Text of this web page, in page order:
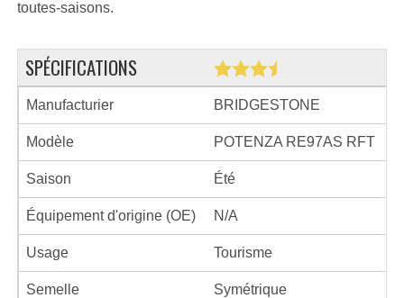
toutes-saisons.
SPÉCIFICATIONS
Manufacturier BRIDGESTONE
Modèle POTENZA RE97AS RFT
Saison Été
Équipement d'origine (OE) N/A
Usage Tourisme
Semelle Symétrique